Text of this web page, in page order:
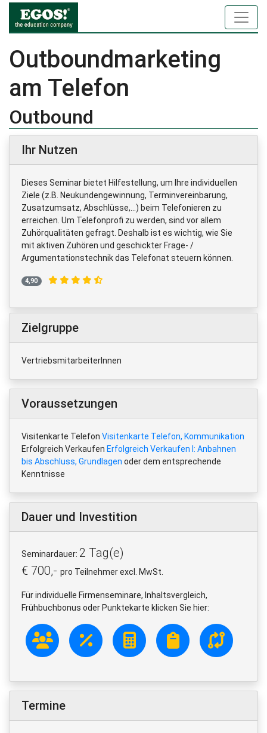
Outboundmarketing
am Telefon
Outbound
Ihr Nutzen
Dieses Seminar bietet Hilfestellung, um Ihre individuellen
Ziele (z.B. Neukundengewinnung, Terminvereinbarung,
Zusatzumsatz, Abschlüsse,…) beim Telefonieren zu
erreichen. Um Telefonprofi zu werden, sind vor allem
Zuhörqualitäten gefragt. Deshalb ist es wichtig, wie Sie
mit aktiven Zuhören und geschickter Frage- /
Argumentationstechnik das Telefonat steuern können.
4,90
Zielgruppe
VertriebsmitarbeiterInnen
Voraussetzungen
Visitenkarte Telefon Visitenkarte Telefon, Kommunikation
Erfolgreich Verkaufen Erfolgreich Verkaufen I: Anbahnen
bis Abschluss, Grundlagen oder dem entsprechende
Kenntnisse
Dauer und Investition
Seminardauer: 2 Tag(e)
€ 700,- pro Teilnehmer excl. MwSt.
Für individuelle Firmenseminare, Inhaltsvergleich,
Frühbuchbonus oder Punktekarte klicken Sie hier:
Termine